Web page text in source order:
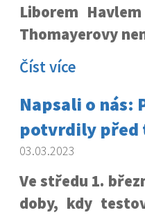
Liborem
Thomayerovy
Číst více
Napsali o nás:
potvrdily před
03.03.2023
Ve středu 1.
doby, kdy